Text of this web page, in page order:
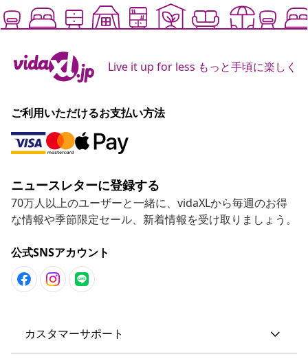
Live it up for less もっと手頃に楽しく
ご利用いただけるお支払い方法
ニュースレターに登録する
70万人以上のユーザーと一緒に、vidaXLから毎週のお得
な情報や季節限定セール、新着情報を受け取りましょう。
公式SNSアカウント
カスタマーサポート